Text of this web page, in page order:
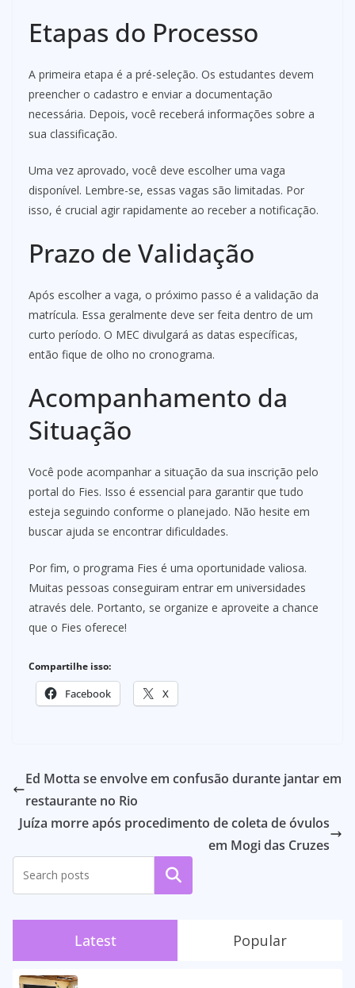
Etapas do Processo
A primeira etapa é a pré-seleção. Os estudantes devem
preencher o cadastro e enviar a documentação
necessária. Depois, você receberá informações sobre a
sua classificação.
Uma vez aprovado, você deve escolher uma vaga
disponível. Lembre-se, essas vagas são limitadas. Por
isso, é crucial agir rapidamente ao receber a notificação.
Prazo de Validação
Após escolher a vaga, o próximo passo é a validação da
matrícula. Essa geralmente deve ser feita dentro de um
curto período. O MEC divulgará as datas específicas,
então fique de olho no cronograma.
Acompanhamento da
Situação
Você pode acompanhar a situação da sua inscrição pelo
portal do Fies. Isso é essencial para garantir que tudo
esteja seguindo conforme o planejado. Não hesite em
buscar ajuda se encontrar dificuldades.
Por fim, o programa Fies é uma oportunidade valiosa.
Muitas pessoas conseguiram entrar em universidades
através dele. Portanto, se organize e aproveite a chance
que o Fies oferece!
Compartilhe isso:
Facebook X
Ed Motta se envolve em confusão durante jantar em
restaurante no Rio
Juíza morre após procedimento de coleta de óvulos
em Mogi das Cruzes
Pesquisar
Latest Popular